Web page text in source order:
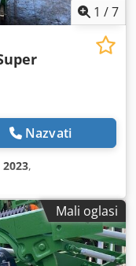
1 /7
Nazvati
2023,
Mali oglasi